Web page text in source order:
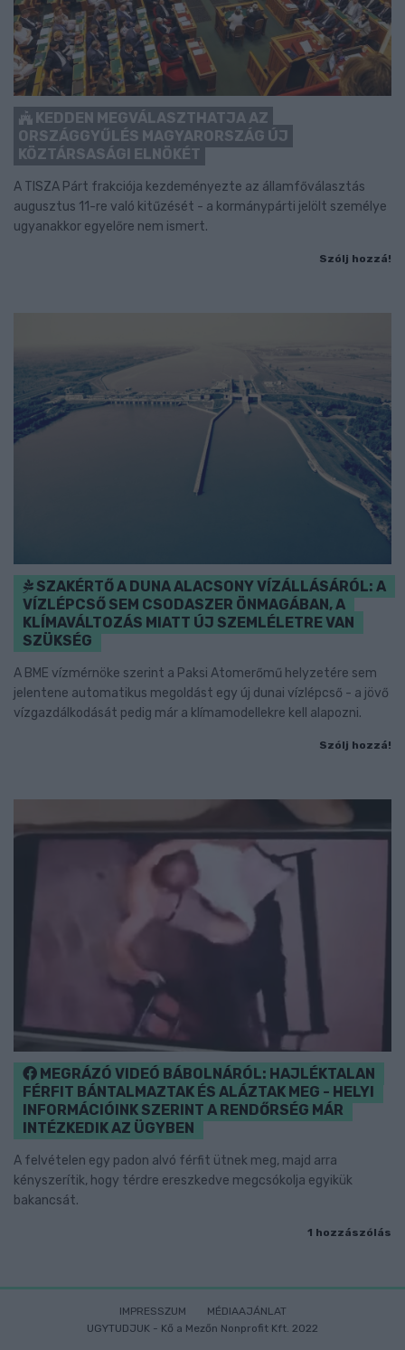
KEDDEN MEGVÁLASZTHATJA AZ
ORSZÁGGYŰLÉS MAGYARORSZÁG ÚJ
KÖZTÁRSASÁGI ELNÖKÉT
A TISZA Párt frakciója kezdeményezte az államfőválasztás
augusztus 11-re való kitűzését - a kormánypárti jelölt személye
ugyanakkor egyelőre nem ismert.
Szólj hozzá!
SZAKÉRTŐ A DUNA ALACSONY VÍZÁLLÁSÁRÓL: A
VÍZLÉPCSŐ SEM CSODASZER ÖNMAGÁBAN, A
KLÍMAVÁLTOZÁS MIATT ÚJ SZEMLÉLETRE VAN
SZÜKSÉG
A BME vízmérnöke szerint a Paksi Atomerőmű helyzetére sem
jelentene automatikus megoldást egy új dunai vízlépcső - a jövő
vízgazdálkodását pedig már a klímamodellekre kell alapozni.
Szólj hozzá!
MEGRÁZÓ VIDEÓ BÁBOLNÁRÓL: HAJLÉKTALAN
FÉRFIT BÁNTALMAZTAK ÉS ALÁZTAK MEG - HELYI
INFORMÁCIÓINK SZERINT A RENDŐRSÉG MÁR
INTÉZKEDIK AZ ÜGYBEN
A felvételen egy padon alvó férfit ütnek meg, majd arra
kényszerítik, hogy térdre ereszkedve megcsókolja egyikük
bakancsát.
1 hozzászólás
IMPRESSZUM
MÉDIAAJÁNLAT
UGYTUDJUK - Kő a Mezőn Nonprofit Kft. 2022